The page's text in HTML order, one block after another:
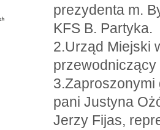
prezydenta m.
KFS B. Partyka.
2.Urząd Miejski
przewodniczący
3.Zaproszonymi
pani Justyna
Jerzy Fijas,